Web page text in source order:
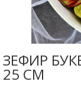
ЗЕФИР
25 СМ